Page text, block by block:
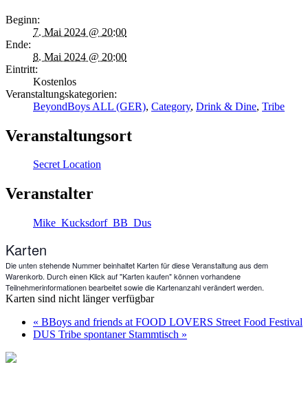
Beginn:
7. Mai 2024 @ 20:00
Ende:
8. Mai 2024 @ 20:00
Eintritt:
Kostenlos
Veranstaltungskategorien:
BeyondBoys ALL (GER), Category, Drink & Dine, Tribe
Veranstaltungsort
Secret Location
Veranstalter
Mike_Kucksdorf_BB_Dus
Karten
Die unten stehende Nummer beinhaltet Karten für diese Veranstaltung aus dem
Warenkorb. Durch einen Klick auf "Karten kaufen" können vorhandene
Teilnehmerinformationen bearbeitet sowie die Kartenanzahl verändert werden.
Karten sind nicht länger verfügbar
« BBoys and friends at FOOD LOVERS Street Food Festival
DUS Tribe spontaner Stammtisch »